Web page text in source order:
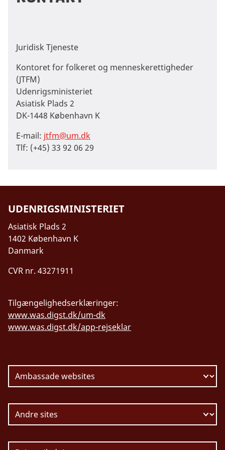
Juridisk Tjeneste
Kontoret for folkeret og menneskerettigheder
(JTFM)
Udenrigsministeriet
Asiatisk Plads 2
DK-1448 København K
E-mail: jtfm@um.dk
Tlf: (+45) 33 92 06 29
UDENRIGSMINISTERIET
Asiatisk Plads 2
1402 København K
Danmark
CVR nr. 43271911
Tilgængelighedserklæringer:
www.was.digst.dk/um-dk
www.was.digst.dk/app-rejseklar